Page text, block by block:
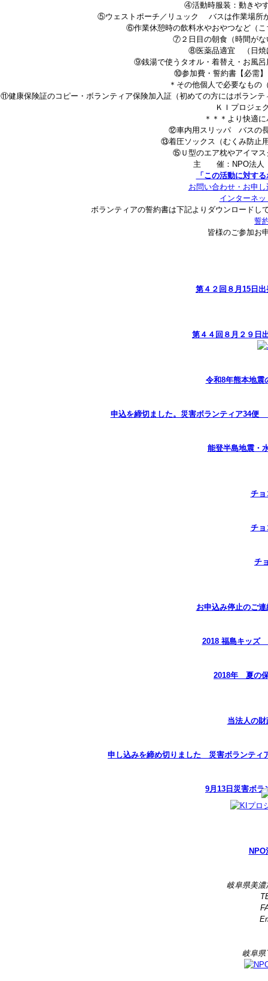
④活動時服装：動きや
⑤ウェストポーチ／リュック バスは作業場所
⑥作業休憩時の飲料水やおやつなど（
⑦２日目の朝食（時間がな
⑧医薬品適宜 （日焼
⑨銭湯で使うタオル・着替え・お風
⑩参加費・誓約書【必需
＊その他個人で必要なもの
⑪健康保険証のコピー・ボランティア保険加入証（初めての方にはボラン
ＫＩプロジェ
＊＊＊より快適
⑫車内用スリッパ バスの長
⑬着圧ソックス（むくみ防止
⑮Ｕ型のエア枕やアイマス
主 催：NPO法人
「この活動に対す
お問い合わせ・お申
インターネ
ボランティアの誓約書は下記よりダウンロードし
誓
皆様のご参加お
第４２回８月15日
第４４回８月２９日
令和8年熊本地震
申込を締切ました。災害ボランティア34便
能登半島地震・
チ
チ
チ
お申込み停止のご
2018 福島キッズ
2018年 夏の
当法人の
申し込みを締め切りました 災害ボランテ
9月13日災害ボラ
岐阜県美濃
岐阜県